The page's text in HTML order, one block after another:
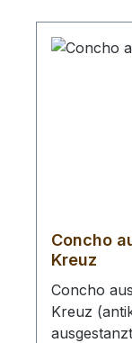
Concho
Kreuz
Concho
Kreuz